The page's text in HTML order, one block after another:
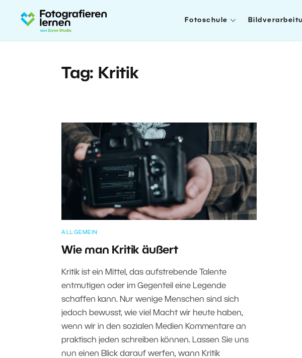
Fotoschule
Tag: Kritik
ALLGEMEIN
Wie man Kritik äußert
Kritik ist ein Mittel, das aufstrebende Talente
entmutigen oder im Gegenteil eine Legende
schaffen kann. Nur wenige Menschen sind sich
jedoch bewusst, wie viel Macht wir heute haben,
wenn wir in den sozialen Medien Kommentare an
praktisch jeden schreiben können. Lassen Sie uns
nun einen Blick darauf werfen, wann Kritik